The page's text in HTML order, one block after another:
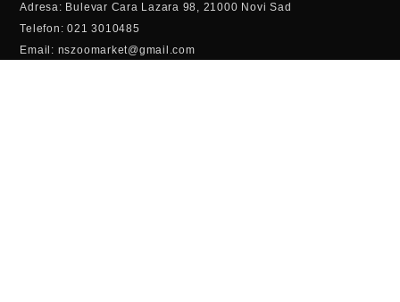
Adresa: Bulevar Cara Lazara 98, 21000 Novi Sad
Telefon: 021 3010485
Email: nszoomarket@gmail.com